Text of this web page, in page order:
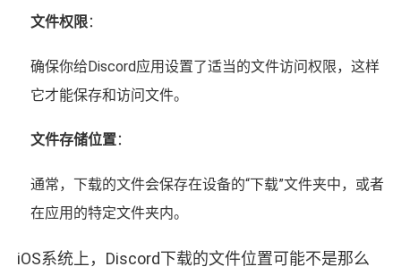
文件权限：
确保你给Discord应用设置了适当的文件访问权限，这样
它才能保存和访问文件。
文件存储位置：
通常，下载的文件会保存在设备的“下载”文件夹中，或者
在应用的特定文件夹内。
iOS系统上，Discord下载的文件位置可能不是那么